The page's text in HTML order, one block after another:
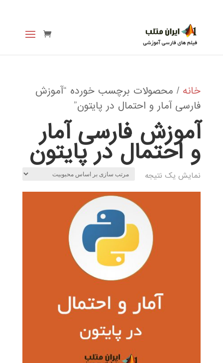
خانه / محصولات برچسب خورده “آموزش
فارسی آمار و احتمال در پایتون”
آموزش فارسی آمار
و احتمال در پایتون
نمایش یک نتیجه